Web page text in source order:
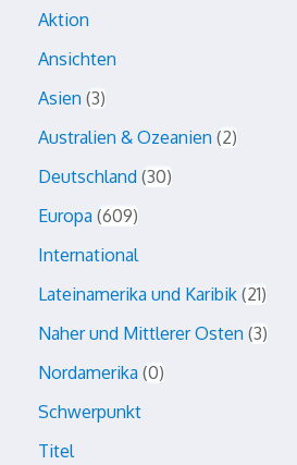
Aktion
Ansichten
Asien 3
Australien & Ozeanien 2
Deutschland 30
Europa 609
International
Lateinamerika und Karibik 21
Naher und Mittlerer Osten 3
Nordamerika 0
Schwerpunkt
Titel